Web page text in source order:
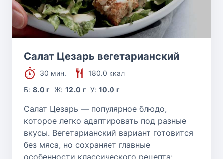
Салат Цезарь вегетарианский
30 мин.
180.0 ккал
Б:8.0 г Ж: 12.0 г У:10.0 г
Салат Цезарь — популярное блюдо,
которое легко адаптировать под разные
вкусы. Вегетарианский вариант готовится
без мяса, но сохраняет главные
особенности классического рецепта: